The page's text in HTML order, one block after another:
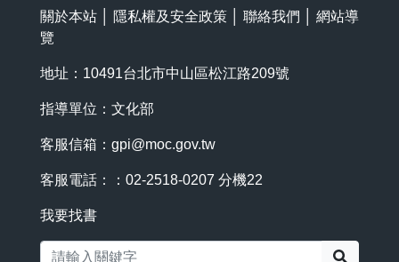
關於本站 隱私權及安全政策 聯絡我們
網站導
覽
地址：10491台北市中山區松江路209號
指導單位：文化部
客服信箱： gpi@moc.gov.tw
客服電話：：02-2518-0207 分機22
我要找書